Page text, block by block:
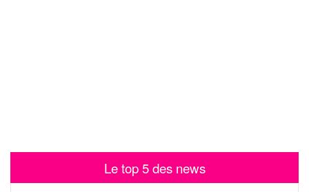
Le top 5 des news